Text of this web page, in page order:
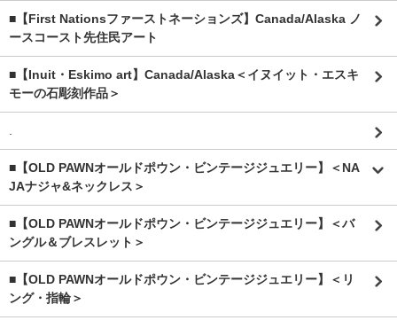
■【First Nationsファーストネーションズ】Canada/Alaska ノ
ースコースト先住民アート
■【Inuit・Eskimo art】Canada/Alaska＜イヌイット・エスキ
モーの石彫刻作品＞
.
■【OLD PAWNオールドポウン・ビンテージジュエリー】＜NA
JAナジャ&ネックレス＞
■【OLD PAWNオールドポウン・ビンテージジュエリー】＜バ
ングル＆ブレスレット＞
■【OLD PAWNオールドポウン・ビンテージジュエリー】＜リ
ング・指輪＞